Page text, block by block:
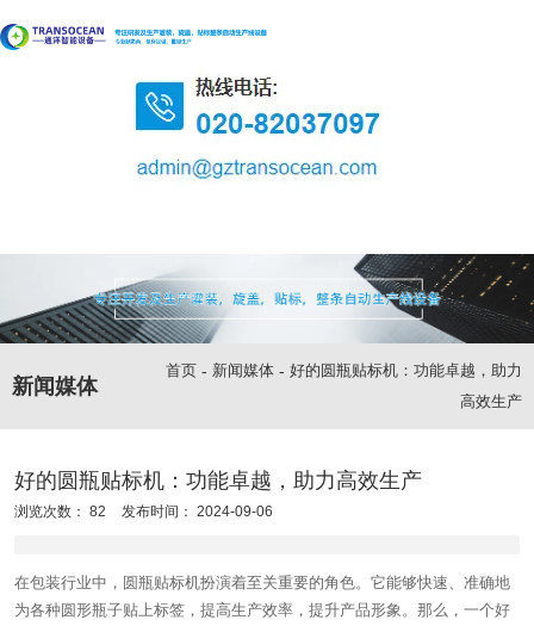
新闻媒体
首页 - 新闻媒体 - 好的圆瓶贴标机：功能卓越，助力
高效生产
好的圆瓶贴标机：功能卓越，助力高效生产
浏览次数： 82 发布时间： 2024-09-06
在包装行业中，圆瓶贴标机扮演着至关重要的角色。它能够快速、准确地
为各种圆形瓶子贴上标签，提高生产效率，提升产品形象。那么，一个好